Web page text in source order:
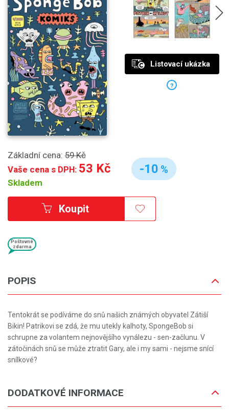
Základní cena: 59 Kč
Vaše cena s DPH: 53 Kč
Skladem
-10 %
Koupit
Poštovné
zdarma
POPIS
Tentokrát se podíváme do snů našich známých obyvatel Zátiší
Bikin! Patrikovi se zdá, že mu utekly kalhoty, SpongeBob si
schrupne za volantem nejnovějšího vynálezu - sen-začlunu. V
zátočinách snů se může ztratit Gary, ale i my sami - nejsme snící
snílkové?
DODATKOVÉ INFORMACE
Listovací ukázka
?